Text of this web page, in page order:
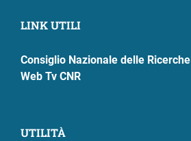
LINK UTILI
Consiglio Nazionale delle Ricerche
Web Tv CNR
UTILITÀ